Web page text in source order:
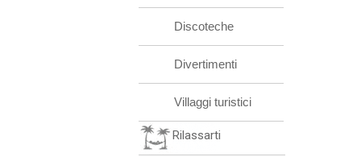
Discoteche
Divertimenti
Villaggi turistici
Rilassarti